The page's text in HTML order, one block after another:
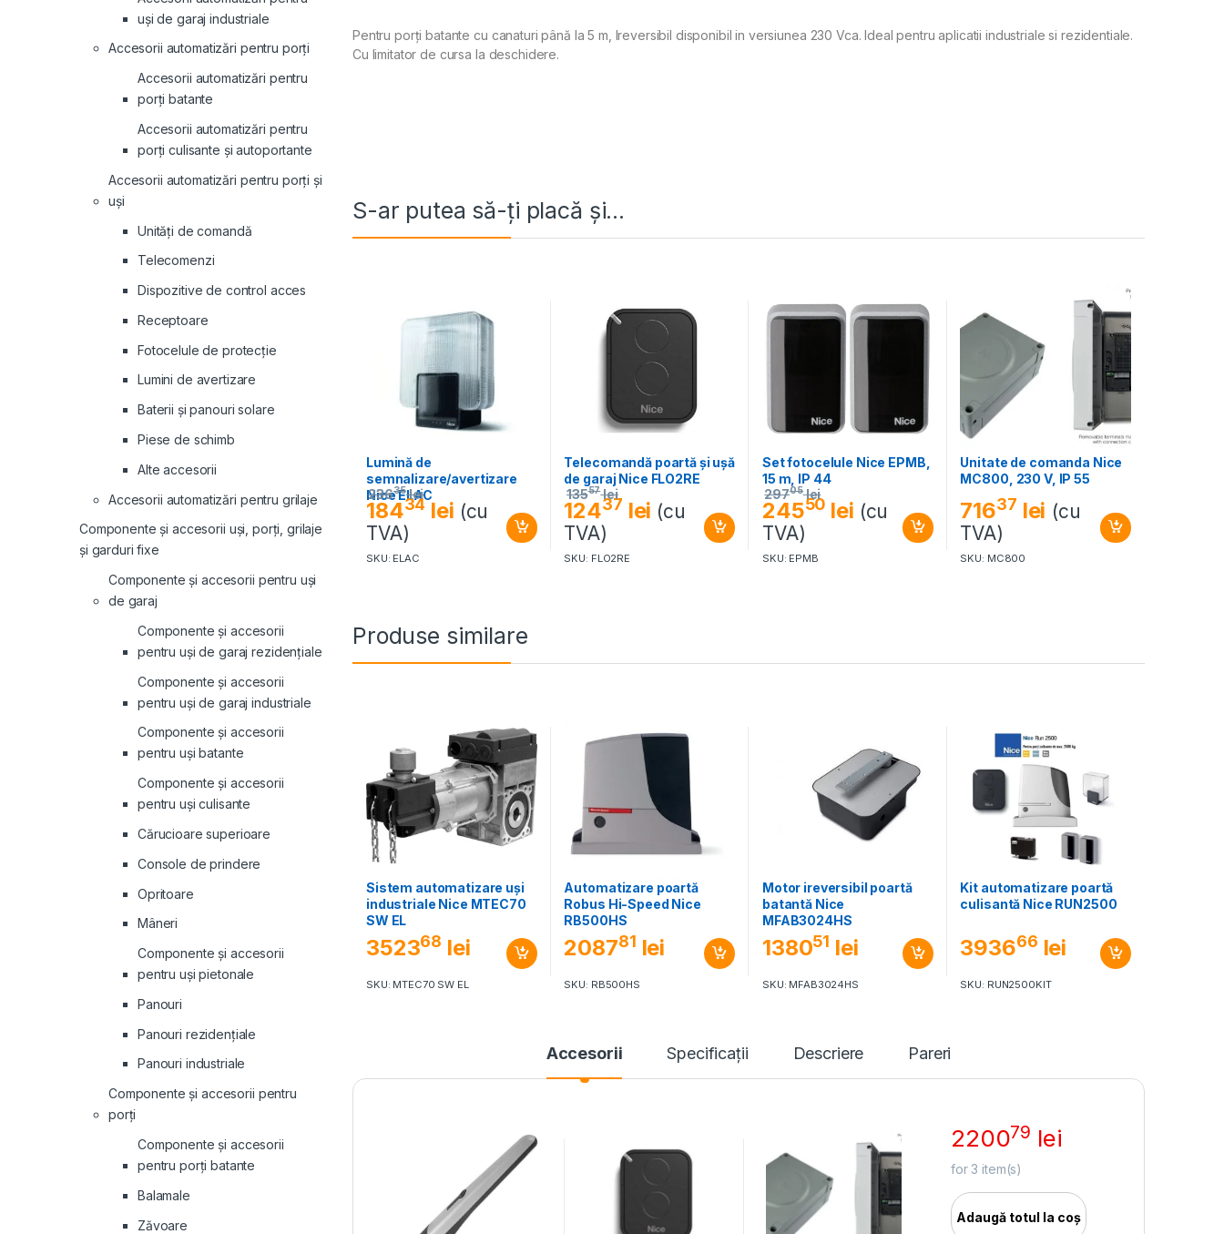
Pentru porți batante cu canaturi până la 5 m, Ireversibil disponibil in versiunea 230 Vca. Ideal pentru aplicatii industriale si rezidentiale.
Cu limitator de cursa la deschidere.
S-ar putea să-ți placă și…
Lumină de
semnalizare/avertizare
Nice ELAC
18434 lei
23635 lei
(cu
TVA)
SKU: ELAC
Telecomandă poartă și ușă
de garaj Nice FLO2RE
12437 lei
13557 lei
(cu
TVA)
SKU: FLO2RE
Set fotocelule Nice EPMB,
15 m, IP 44
24550 lei
29705 lei
(cu
TVA)
SKU: EPMB
Unitate de comanda Nice
MC800, 230 V, IP 55
71637 lei (cu
TVA)
SKU: MC800
Produse similare
Sistem automatizare uși
industriale Nice MTEC70
SW EL
352368 lei
SKU: MTEC70 SW EL
Automatizare poartă
Robus Hi-Speed Nice
RB500HS
208781 lei
SKU: RB500HS
Motor ireversibil poartă
batantă Nice
MFAB3024HS
138051 lei
SKU: MFAB3024HS
Kit automatizare poartă
culisantă Nice RUN2500
393666 lei
SKU: RUN2500KIT
Accesorii Specificaţii Descriere Pareri
220079 lei
for3 item(s)
Adaugă totul la coș
uși de garaj industriale
Accesorii automatizări pentru porți
Accesorii automatizări pentru
porți batante
Accesorii automatizări pentru
porți culisante și autoportante
Accesorii automatizări pentru porți și
uși
Unități de comandă
Telecomenzi
Dispozitive de control acces
Receptoare
Fotocelule de protecție
Lumini de avertizare
Baterii și panouri solare
Piese de schimb
Alte accesorii
Accesorii automatizări pentru grilaje
Componente și accesorii uși, porți, grilaje
și garduri fixe
Componente și accesorii pentru uși
de garaj
Componente și accesorii
pentru uși de garaj rezidențiale
Componente și accesorii
pentru uși de garaj industriale
Componente și accesorii
pentru uși batante
Componente și accesorii
pentru uși culisante
Cărucioare superioare
Console de prindere
Opritoare
Mâneri
Componente și accesorii
pentru uși pietonale
Panouri
Panouri rezidenţiale
Panouri industriale
Componente și accesorii pentru
porți
Componente și accesorii
pentru porți batante
Balamale
Zăvoare